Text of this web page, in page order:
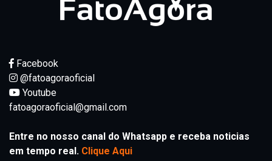
Facebook
@fatoagoraoficial
Youtube
fatoagoraoficial@gmail.com
Entre no nosso canal do Whatsapp e receba noticias
em tempo real. Clique Aqui